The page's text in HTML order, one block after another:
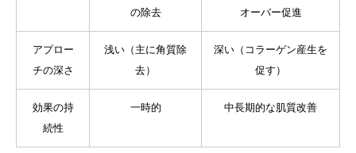
の除去
オーバー促進
アプロー
チの深さ
浅い（主に角質除
去）
深い（コラーゲン産生を
促す）
効果の持
続性
一時的 中長期的な肌質改善